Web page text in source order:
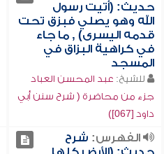
حديث: (أتيت رسول
الله وهو يصلي فبزق تحت
قدمه اليسرى) , ما جاء
في كراهية البزاق في
المسجد
للشيخ: عبد المحسن العباد
جزء من محاضرة ( شرح سنن أبي
داود [067])
الفهرس: شرح